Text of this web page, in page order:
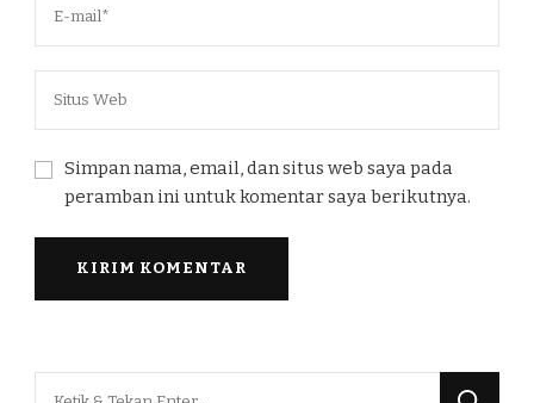
Simpan nama, email, dan situs web saya pada
peramban ini untuk komentar saya berikutnya.
Mencari